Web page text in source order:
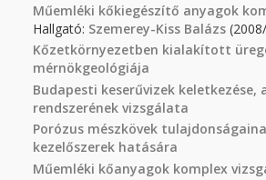
Műemléki kőkiegészítő anyagok
Hallgató: Szemerey-Kiss Balázs
Kőzetkörnyezetben kialakított
mérnökgeológiája
Budapesti keserűvizek
rendszerének vizsgálata
Porózus mészkövek
kezelőszerek hatására
Műemléki kőanyagok komplex